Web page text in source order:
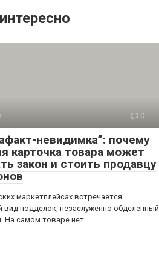
0
невидимка”: почему
карточка товара может
закон и стоить продавцу
маркетплейсах встречается
вид подделок, незаслуженно обделенный
На самом товаре нет